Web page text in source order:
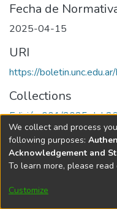
Fecha de
2025-04-15
URI
https://
Collections
Edición 001/2025 del
Universidad
We collect and process
following purposes:
Acknowledgement and
To learn more, please read
Customize